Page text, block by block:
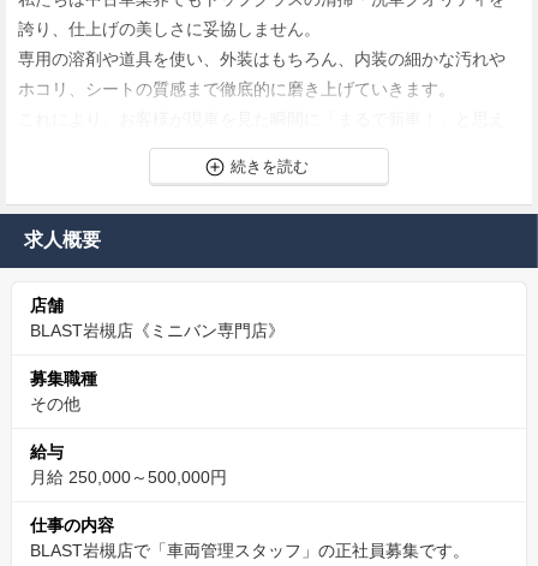
誇り、仕上げの美しさに妥協しません。
専用の溶剤や道具を使い、外装はもちろん、内装の細かな汚れや
ホコリ、シートの質感まで徹底的に磨き上げていきます。
るような感動を生み出しています。
車を“商品”から“作品”へと仕上げていく。
そんな誇りある仕事を、あなたも一緒に体験してみませんか？
10時出勤で通勤ストレスなしの好環境！
当社の出勤時間は10時スタート。
朝が苦手な方や、ゆっくり余裕をもって通勤したい方にとっては
非常に嬉しいポイントです。
電車に巻き込まれることもなく、朝の時間を有意義に使うことが
できます。
出勤前に朝食をゆっくり取ったり、軽く運動したり、趣味の時間
に充てることも可能です。
求人概要
店舗
BLAST岩槻店《ミニバン専門店》
募集職種
その他
給与
月給 250,000～500,000円
仕事の内容
BLAST岩槻店で「車両管理スタッフ」の正社員募集です。